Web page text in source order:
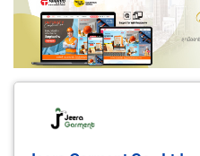
Wholesale Retail
Exporter/Importer